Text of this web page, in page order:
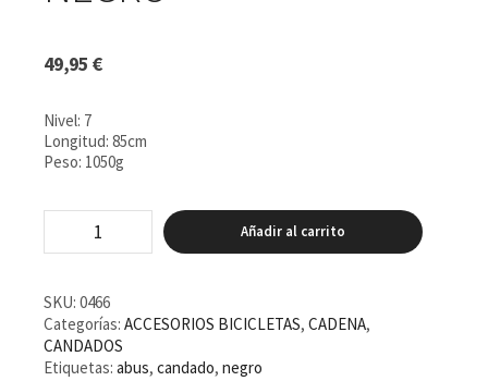
49,95 €
Nivel: 7
Longitud: 85cm
Peso: 1050g
cadena
TRESOR
1385/85
Negro
cantidad
Añadir al carrito
SKU: 0466
Categorías: ACCESORIOS BICICLETAS, CADENA,
CANDADOS
Etiquetas: abus, candado, negro